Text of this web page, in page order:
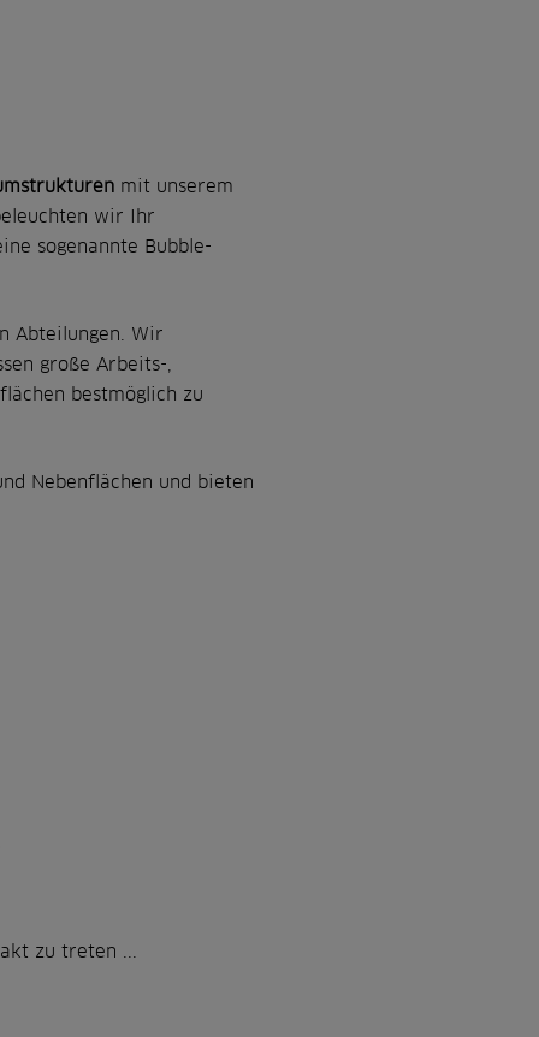
mit unserem
wir Ihr
sogenannte Bubble-
Abteilungen. Wir
große Arbeits-,
bestmöglich zu
Nebenflächen und bieten
zu treten ...